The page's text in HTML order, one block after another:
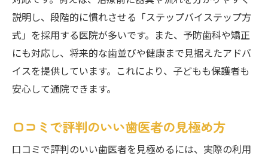
説明し、段階的に慣れさせる「ステップバイステップ方
式」を採用する医院が多いです。また、予防歯科や矯正
にも対応し、将来的な歯並びや健康まで見据えたアドバ
イスを提供しています。これにより、子どもも保護者も
安心して通院できます。
口コミで評判のいい歯医者の見極め方
口コミで評判のいい歯医者を見極めるには、実際の利用